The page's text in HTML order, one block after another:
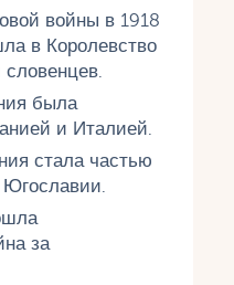
войны в 1918
в Королевство
словенцев.
была
и Италией.
стала частью
Югославии.
за